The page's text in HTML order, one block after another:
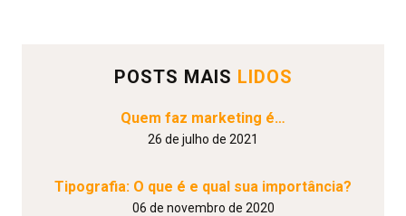
POSTS MAIS LIDOS
Quem faz marketing é…
26 de julho de 2021
Tipografia: O que é e qual sua importância?
06 de novembro de 2020